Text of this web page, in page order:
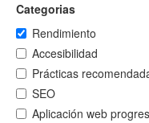
Categorias
Rendimiento
Accesibilidad
Prácticas
SEO
Aplicación web